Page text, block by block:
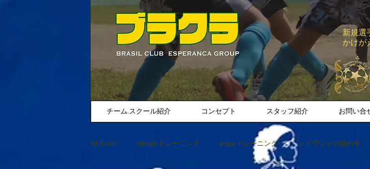
新規選
かけが
チーム.スクール紹介 コンセプト スタッフ紹介 お問い合
All Posts desenトレーニング espeトレーニング シドウシャの頭の中